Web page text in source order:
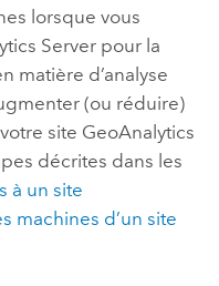
lorsque vous
Serverpour la
matière d’analyse
(ou réduire)
site GeoAnalytics
décrites dans les
à un site
machines d’un site